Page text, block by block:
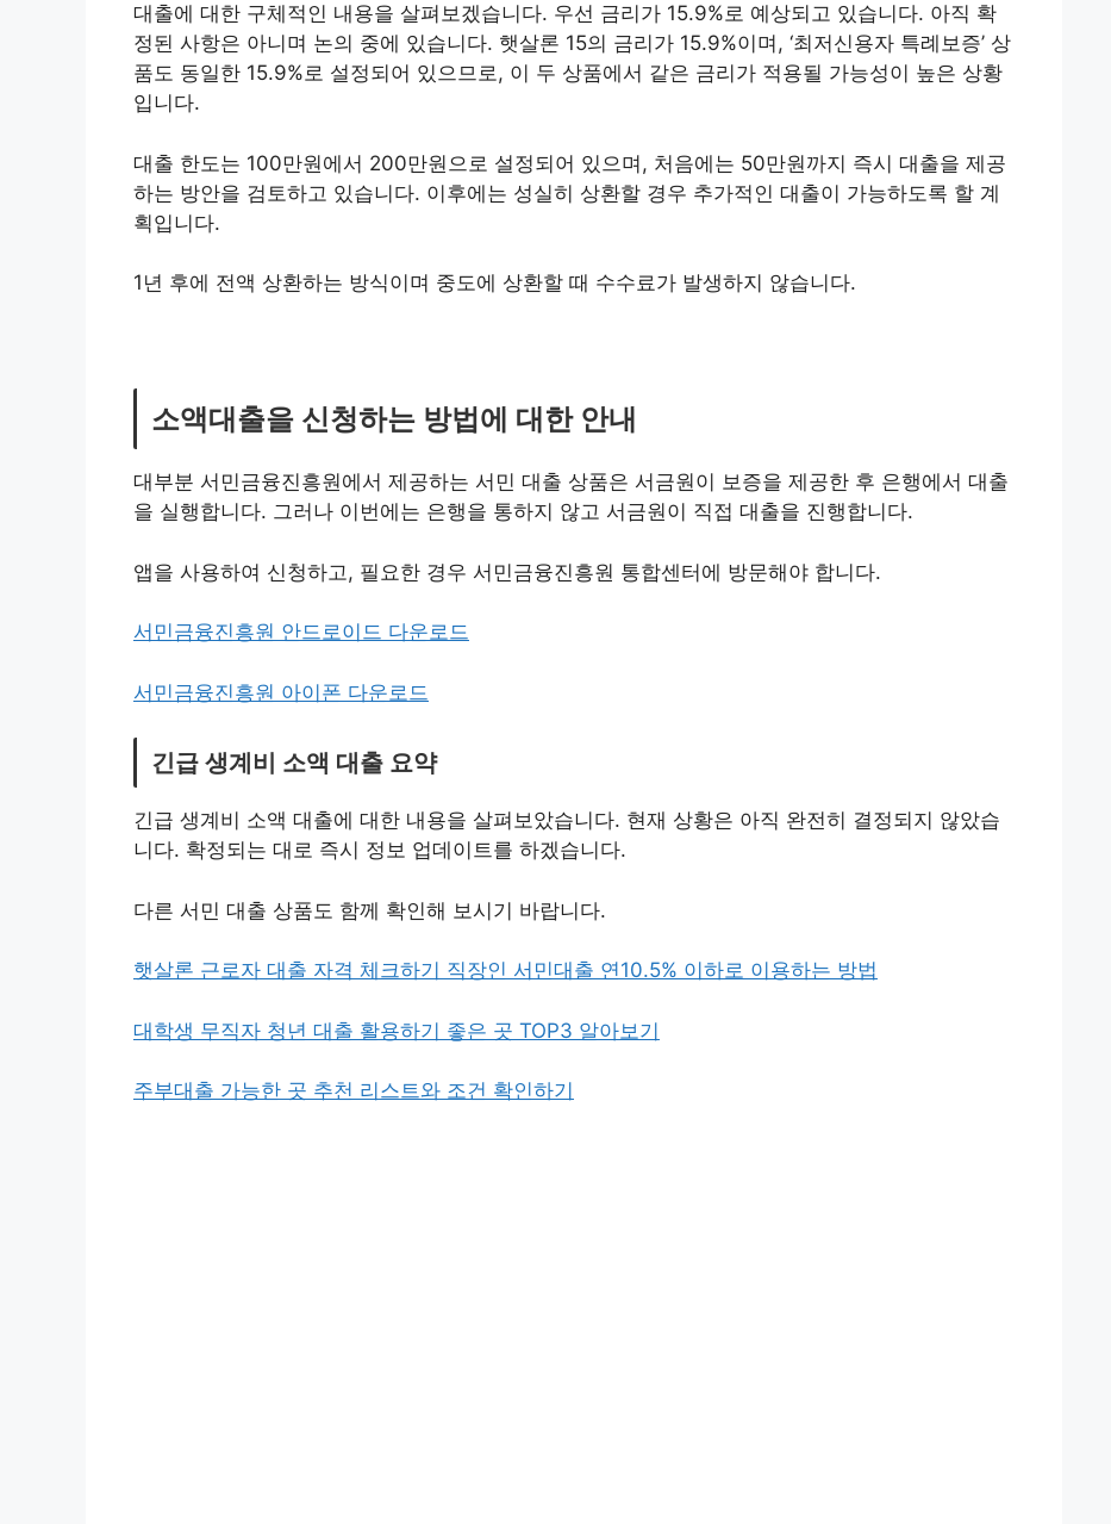
대출에 대한 구체적인 내용을 살펴보겠습니다. 우선 금리가 15.9%로 예상되고 있습니다. 아직 확
정된 사항은 아니며 논의 중에 있습니다. 햇살론 15의 금리가 15.9%이며, ‘최저신용자 특례보증’ 상
품도 동일한 15.9%로 설정되어 있으므로, 이 두 상품에서 같은 금리가 적용될 가능성이 높은 상황
입니다.
대출 한도는 100만원에서 200만원으로 설정되어 있으며, 처음에는 50만원까지 즉시 대출을 제공
하는 방안을 검토하고 있습니다. 이후에는 성실히 상환할 경우 추가적인 대출이 가능하도록 할 계
획입니다.
1년 후에 전액 상환하는 방식이며 중도에 상환할 때 수수료가 발생하지 않습니다.
소액대출을 신청하는 방법에 대한 안내
대부분 서민금융진흥원에서 제공하는 서민 대출 상품은 서금원이 보증을 제공한 후 은행에서 대출
을 실행합니다. 그러나 이번에는 은행을 통하지 않고 서금원이 직접 대출을 진행합니다.
앱을 사용하여 신청하고, 필요한 경우 서민금융진흥원 통합센터에 방문해야 합니다.
서민금융진흥원 안드로이드 다운로드
서민금융진흥원 아이폰 다운로드
긴급 생계비 소액 대출 요약
긴급 생계비 소액 대출에 대한 내용을 살펴보았습니다. 현재 상황은 아직 완전히 결정되지 않았습
니다. 확정되는 대로 즉시 정보 업데이트를 하겠습니다.
다른 서민 대출 상품도 함께 확인해 보시기 바랍니다.
햇살론 근로자 대출 자격 체크하기 직장인 서민대출 연10.5% 이하로 이용하는 방법
대학생 무직자 청년 대출 활용하기 좋은 곳 TOP3 알아보기
주부대출 가능한 곳 추천 리스트와 조건 확인하기